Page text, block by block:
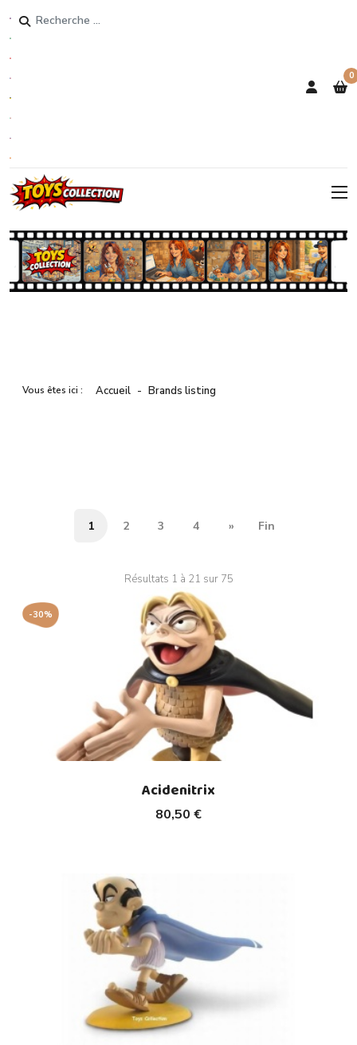
Rechercher
0
Vous êtes ici : Accueil Brands listing
1 2 3 4 » Fin
Résultats 1 à 21 sur 75
-30%
80,50 €
Acidenitrix